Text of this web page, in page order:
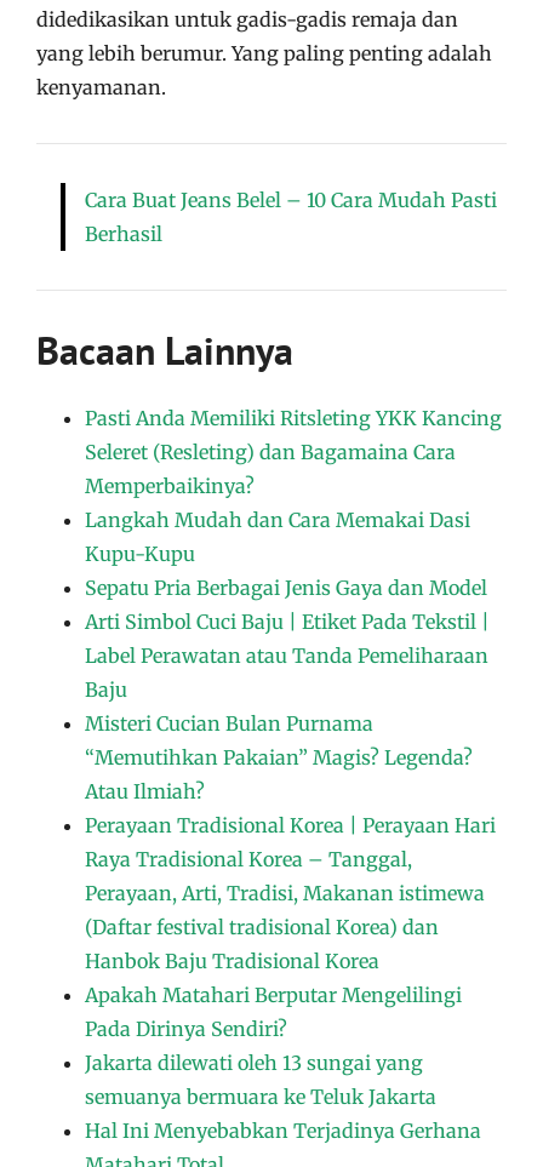
didedikasikan untuk gadis-gadis remaja dan
yang lebih berumur. Yang paling penting adalah
kenyamanan.
Cara Buat Jeans Belel – 10 Cara Mudah Pasti
Berhasil
Bacaan Lainnya
Pasti Anda Memiliki Ritsleting YKK Kancing
Seleret (Resleting) dan Bagamaina Cara
Memperbaikinya?
Langkah Mudah dan Cara Memakai Dasi
Kupu-Kupu
Sepatu Pria Berbagai Jenis Gaya dan Model
Arti Simbol Cuci Baju | Etiket Pada Tekstil |
Label Perawatan atau Tanda Pemeliharaan
Baju
Misteri Cucian Bulan Purnama
“Memutihkan Pakaian” Magis? Legenda?
Atau Ilmiah?
Perayaan Tradisional Korea | Perayaan Hari
Raya Tradisional Korea – Tanggal,
Perayaan, Arti, Tradisi, Makanan istimewa
(Daftar festival tradisional Korea) dan
Hanbok Baju Tradisional Korea
Apakah Matahari Berputar Mengelilingi
Pada Dirinya Sendiri?
Jakarta dilewati oleh 13 sungai yang
semuanya bermuara ke Teluk Jakarta
Hal Ini Menyebabkan Terjadinya Gerhana